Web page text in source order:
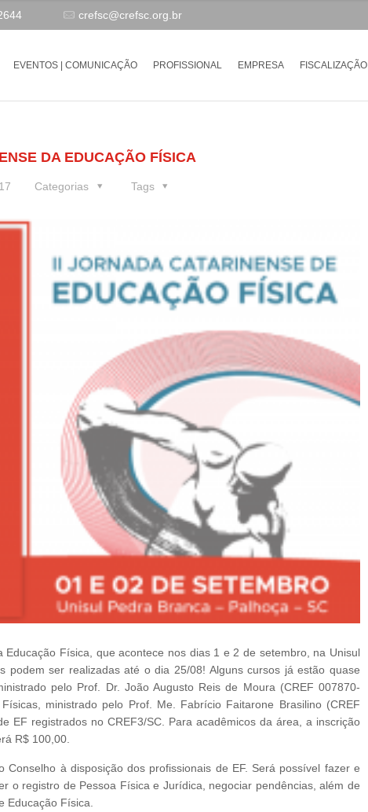
crefsc@crefsc.org.br
EVENTOS | COMUNICAÇÃO PROFISSIONAL EMPRESA FISCALIZAÇÃO
DA EDUCAÇÃO FÍSICA
Categorias Tags
Física, que acontece nos dias 1 e 2 de setembro, na Unisul
podem ser realizadas até o dia 25/08! Alguns cursos já estão quase
pelo Prof. Dr. João Augusto Reis de Moura (CREF 007870-
ministrado pelo Prof. Me. Fabrício Faitarone Brasilino (CREF
EF registrados no CREF3/SC. Para acadêmicos da área, a inscrição
R$ 100,00.
à disposição dos profissionais de EF. Será possível fazer e
o registro de Pessoa Física e Jurídica, negociar pendências, além de
Educação Física.